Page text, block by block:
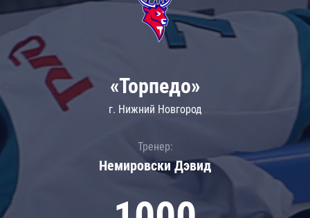
«Торпедо»
г. Нижний Новгород
Тренер:
Немировски Дэвид